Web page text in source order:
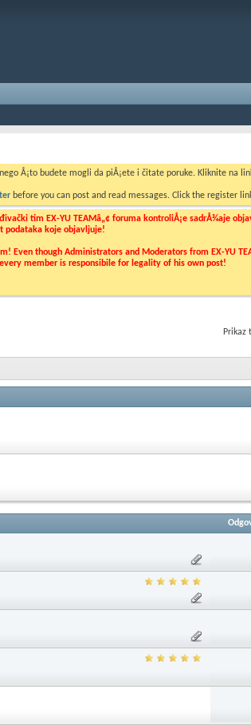
Å¡to budete mogli da piÅ¡ete i čitate poruke. Kliknite na
before you can post and read messages. Click the register
tim EX-YU TEAMâ„¢ foruma kontroliÅ¡e sadrÅ¾aje
podataka koje objavljuje!
Even though Administrators and Moderators from EX-YU
member is responsibile for legality of his own post!
Prikaz